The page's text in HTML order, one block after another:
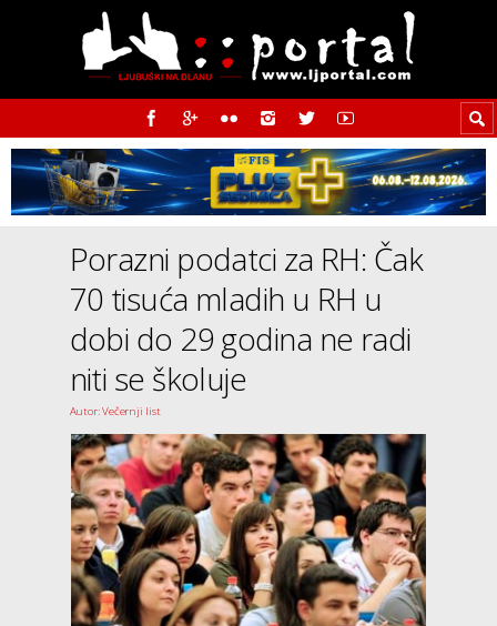
Porazni podatci za RH: Čak
70 tisuća mla­dih u RH u
dobi do 29 godina ne radi
niti se ško­luje
Autor: Večernji list